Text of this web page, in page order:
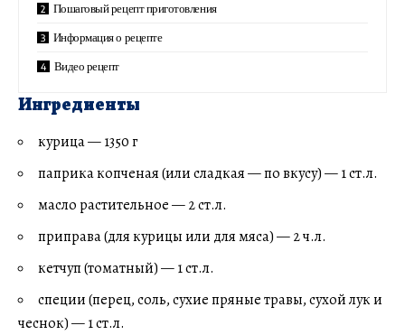
Пошаговый рецепт приготовления
Информация о рецепте
Видео рецепт
Ингредиенты
курица — 1350 г
паприка копченая (или сладкая — по вкусу) — 1 ст.л.
масло растительное — 2 ст.л.
приправа (для курицы или для мяса) — 2 ч.л.
кетчуп (томатный) — 1 ст.л.
специи (перец, соль, сухие пряные травы, сухой лук и
чеснок) — 1 ст.л.